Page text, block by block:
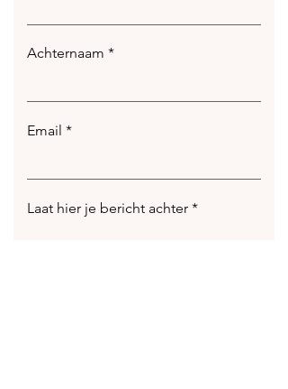
Achternaam
Email
Laat hier je bericht achter